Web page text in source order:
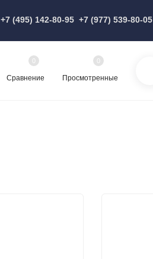
+7 (495) 142-80-95 +7 (977) 539-80-05
Сравнение
0
Просмотренные
0